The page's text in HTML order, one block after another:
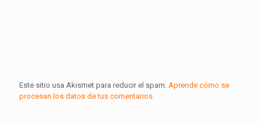
Este sitio usa Akismet para reducir el spam. Aprende cómo se
procesan los datos de tus comentarios.